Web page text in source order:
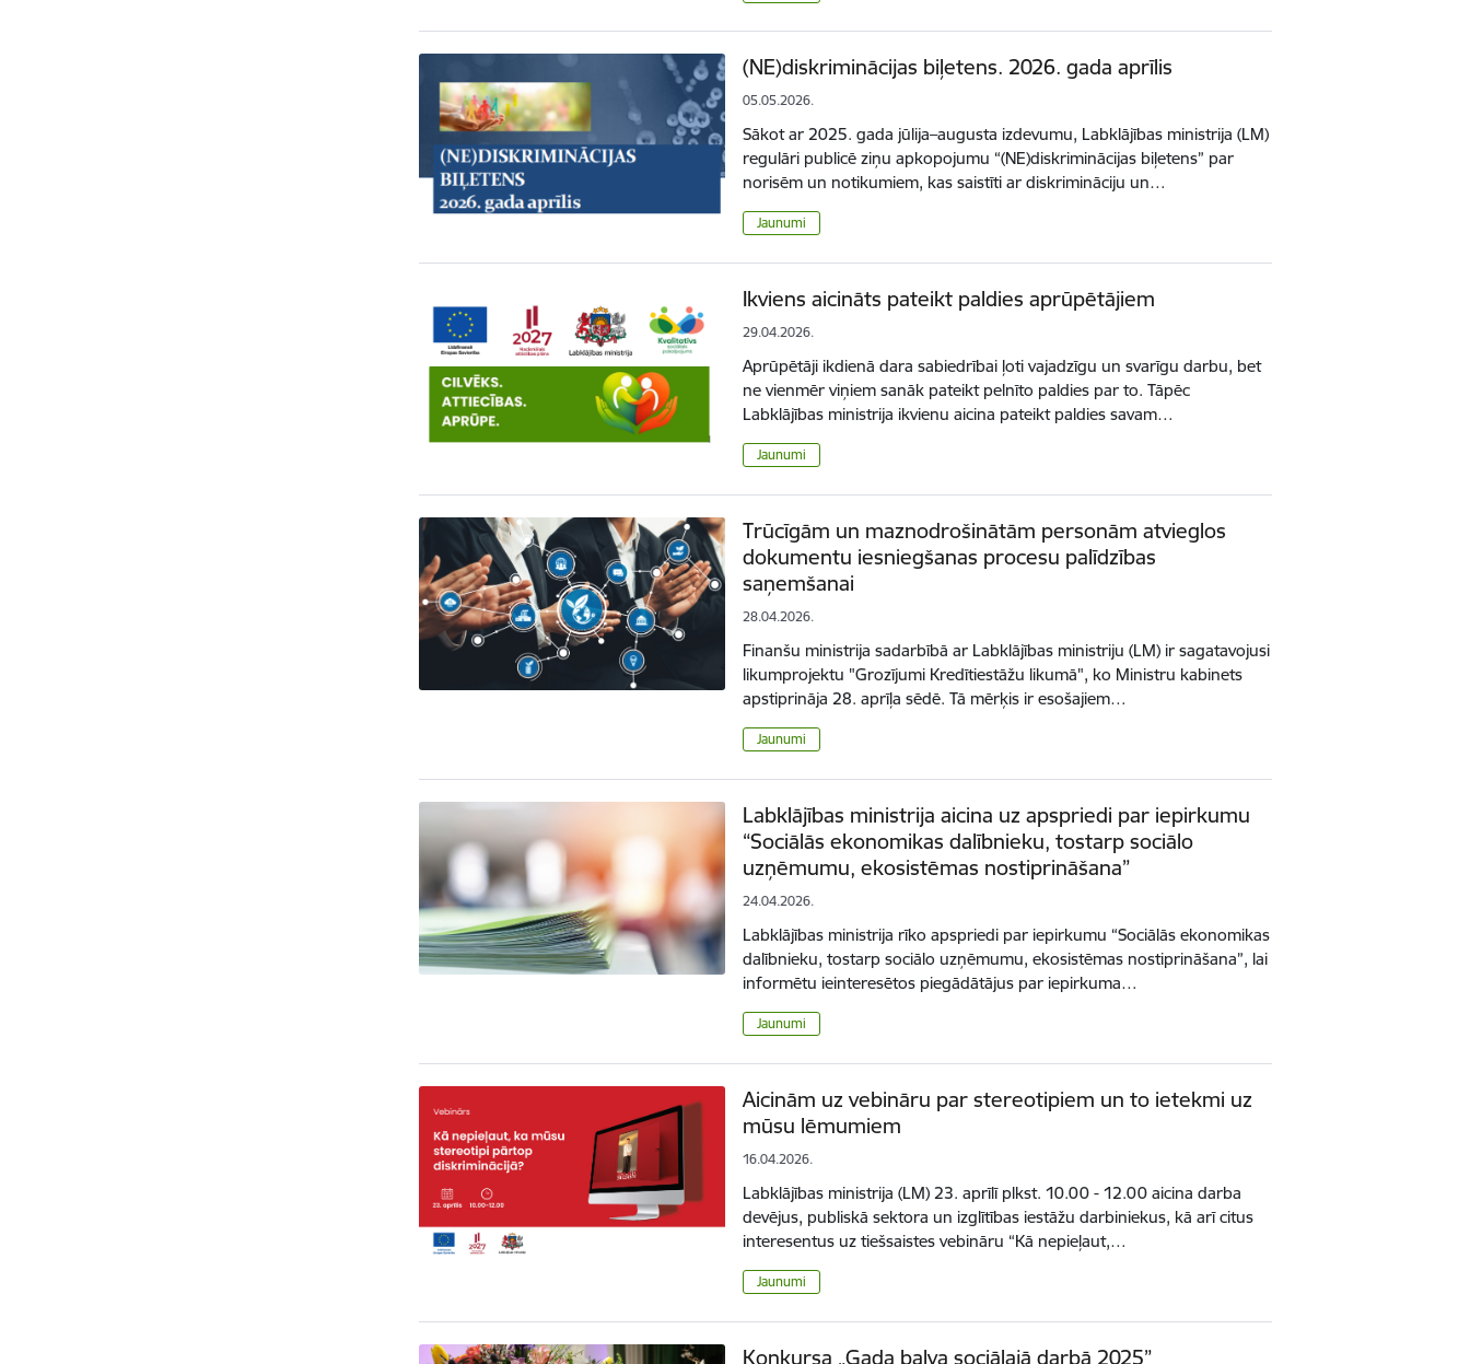
(NE)diskriminācijas biļetens. 2026. gada aprīlis
05.05.2026.
Sākot ar 2025. gada jūlija–augusta izdevumu, Labklājības ministrija (LM)
regulāri publicē ziņu apkopojumu “(NE)diskriminācijas biļetens” par
norisēm un notikumiem, kas saistīti ar diskrimināciju un…
Jaunumi
Ikviens aicināts pateikt paldies aprūpētājiem
29.04.2026.
Aprūpētāji ikdienā dara sabiedrībai ļoti vajadzīgu un svarīgu darbu, bet
ne vienmēr viņiem sanāk pateikt pelnīto paldies par to. Tāpēc
Labklājības ministrija ikvienu aicina pateikt paldies savam…
Jaunumi
Trūcīgām un maznodrošinātām personām atvieglos
dokumentu iesniegšanas procesu palīdzības
saņemšanai
28.04.2026.
Finanšu ministrija sadarbībā ar Labklājības ministriju (LM) ir sagatavojusi
likumprojektu "Grozījumi Kredītiestāžu likumā", ko Ministru kabinets
apstiprināja 28. aprīļa sēdē. Tā mērķis ir esošajiem…
Jaunumi
Labklājības ministrija aicina uz apspriedi par iepirkumu
“Sociālās ekonomikas dalībnieku, tostarp sociālo
uzņēmumu, ekosistēmas nostiprināšana”
24.04.2026.
Labklājības ministrija rīko apspriedi par iepirkumu “Sociālās ekonomikas
dalībnieku, tostarp sociālo uzņēmumu, ekosistēmas nostiprināšana”, lai
informētu ieinteresētos piegādātājus par iepirkuma…
Jaunumi
Aicinām uz vebināru par stereotipiem un to ietekmi uz
mūsu lēmumiem
16.04.2026.
Labklājības ministrija (LM) 23. aprīlī plkst. 10.00 - 12.00 aicina darba
devējus, publiskā sektora un izglītības iestāžu darbiniekus, kā arī citus
interesentus uz tiešsaistes vebināru “Kā nepieļaut,…
Jaunumi
Konkursa „Gada balva sociālajā darbā 2025”